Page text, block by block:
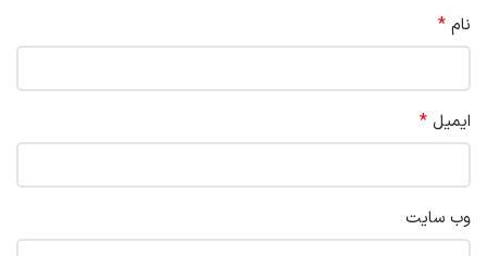
نام *
ایمیل *
وب‌ سایت